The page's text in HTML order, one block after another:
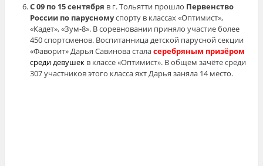
С 09 по 15 сентября в г. Тольятти прошло Первенство
России по парусномуспорту в классах «Оптимист»,
«Кадет», «Зум-8». В соревновании приняло участие более
450 спортсменов. Воспитанница детской парусной секции
«Фаворит» Дарья Савинова сталасеребряным призёром
среди девушек в классе «Оптимист». В общем зачёте среди
307 участников этого класса яхт Дарья заняла 14 место.